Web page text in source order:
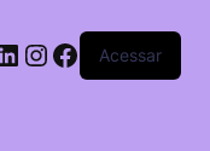
Acessar